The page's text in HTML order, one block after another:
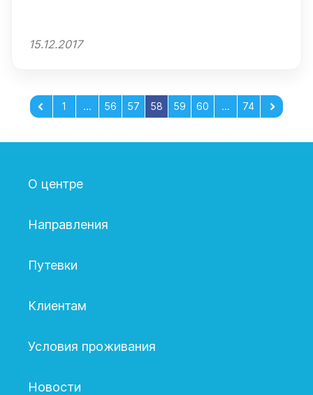
15.12.2017
1 ... 56 57 58 59 60 ... 74
О центре
Направления
Путевки
Клиентам
Условия проживания
Новости